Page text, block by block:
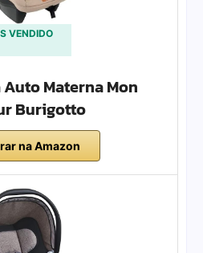
VENDIDO
Materna Mon
Burigotto
na Amazon